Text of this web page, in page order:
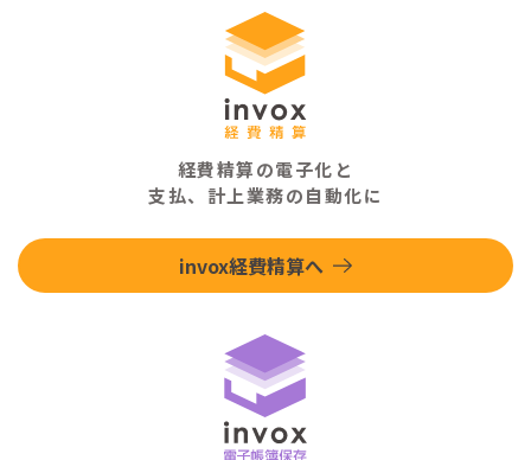
経費精算の電子化と
支払、計上業務の自動化に
invox経費精算へ